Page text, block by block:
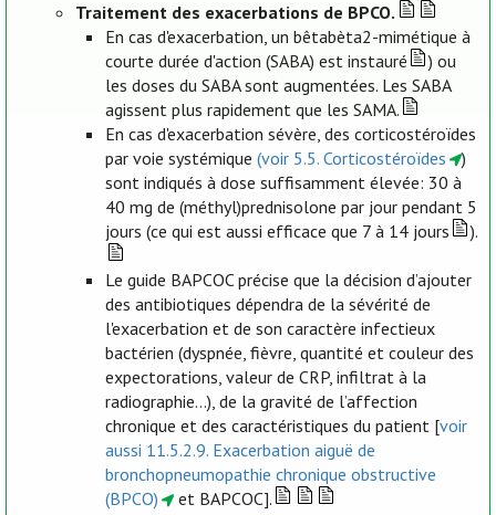
Traitement des exacerbations de BPCO.
En cas d'exacerbation, un bêtabèta2-mimétique à
courte durée d'action (SABA) est instauré
) ou
les doses du SABA sont augmentées. Les SABA
agissent plus rapidement que les SAMA.
En cas d'exacerbation sévère, des corticostéroïdes
par voie systémique (voir 5.5. Corticostéroïdes
)
sont indiqués à dose suffisamment élevée: 30 à
40 mg de (méthyl)prednisolone par jour pendant 5
jours (ce qui est aussi efficace que 7 à 14 jours
).
Le guide BAPCOC précise que la décision d’ajouter
des antibiotiques dépendra de la sévérité de
l'exacerbation et de son caractère infectieux
bactérien (dyspnée, fièvre, quantité et couleur des
expectorations, valeur de CRP, infiltrat à la
radiographie...), de la gravité de l’affection
chronique et des caractéristiques du patient [voir
aussi 11.5.2.9. Exacerbation aiguë de
bronchopneumopathie chronique obstructive
(BPCO)
et BAPCOC].